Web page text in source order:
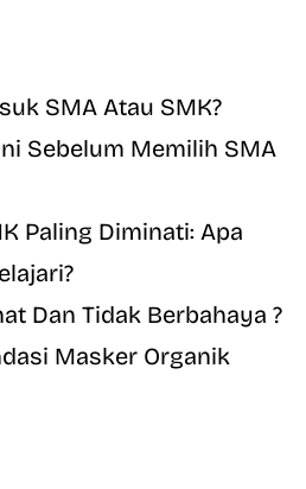
SMA Atau SMK?
Sebelum Memilih SMA
Paling Diminati: Apa
Dan Tidak Berbahaya ?
Masker Organik